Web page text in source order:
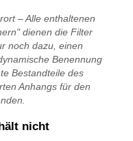
– Alle enthaltenen
dienen die Filter
noch dazu, einen
Benennung
Bestandteile des
Anhangs für den
nicht